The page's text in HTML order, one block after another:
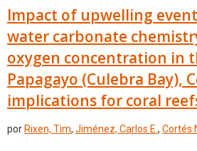
Impact of upwelling
water carbonate
oxygen concentration in
Papagayo (Culebra Bay),
implications for coral
por Rixen, Tim, Jiménez, Carlos E., Cortés